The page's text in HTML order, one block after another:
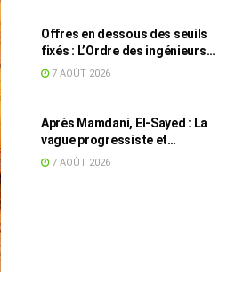
Offres en dessous des seuils
fixés : L’Ordre des ingénieurs
hausse le ton
7 AOÛT 2026
Après Mamdani, El-Sayed : La
vague progressiste et
musulmane résiste à l’argent de
7 AOÛT 2026